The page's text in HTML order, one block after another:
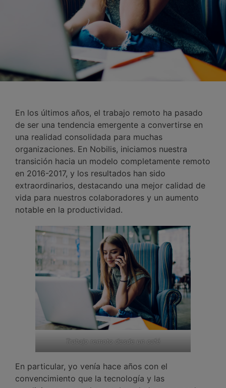
En los últimos años, el trabajo remoto ha pasado
de ser una tendencia emergente a convertirse en
una realidad consolidada para muchas
organizaciones. En Nobilis, iniciamos nuestra
transición hacia un modelo completamente remoto
en 2016-2017, y los resultados han sido
extraordinarios, destacando una mejor calidad de
vida para nuestros colaboradores y un aumento
notable en la productividad.
Trabajo remoto desde un café
En particular, yo venía hace años con el
convencimiento que la tecnología y las